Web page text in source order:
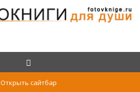
Открыть сайтбар